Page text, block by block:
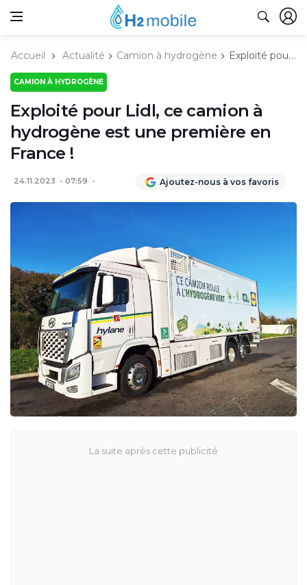
Accueil Actualité Camion à hydrogène Exploité pour Lidl, ce camion à hydrogène est une première en France !
CAMION À HYDROGÈNE
Exploité pour Lidl, ce camion à
hydrogène est une première en
France !
24.11.2023 07:59 Ajoutez-nous à vos favoris